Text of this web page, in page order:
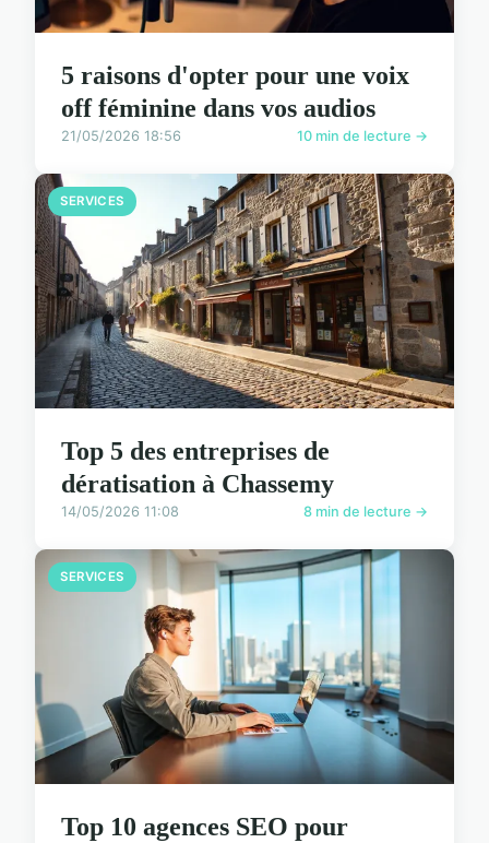
5 raisons d'opter pour une voix
off féminine dans vos audios
21/05/2026 18:56 10 min de lecture →
SERVICES
Top 5 des entreprises de
dératisation à Chassemy
14/05/2026 11:08 8 min de lecture →
SERVICES
Top 10 agences SEO pour